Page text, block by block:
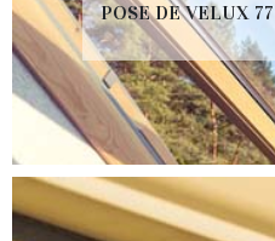
POSE DE VELUX